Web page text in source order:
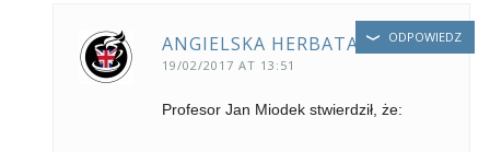
ANGIELSKA HERBATA
19/02/2017 AT 13:51
Profesor Jan Miodek stwierdził, że:
ODPOWIEDZ